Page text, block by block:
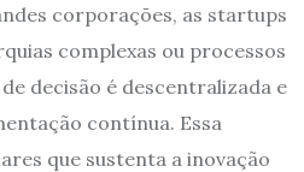
corporações, as startups
complexas ou processos
decisão é descentralizada e
contínua. Essa
que sustenta a inovação